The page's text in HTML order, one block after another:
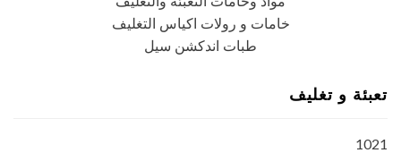
خامات و رولات اكياس التغليف
طبات اندكشن سيل
تعبئة و تغليف
1021